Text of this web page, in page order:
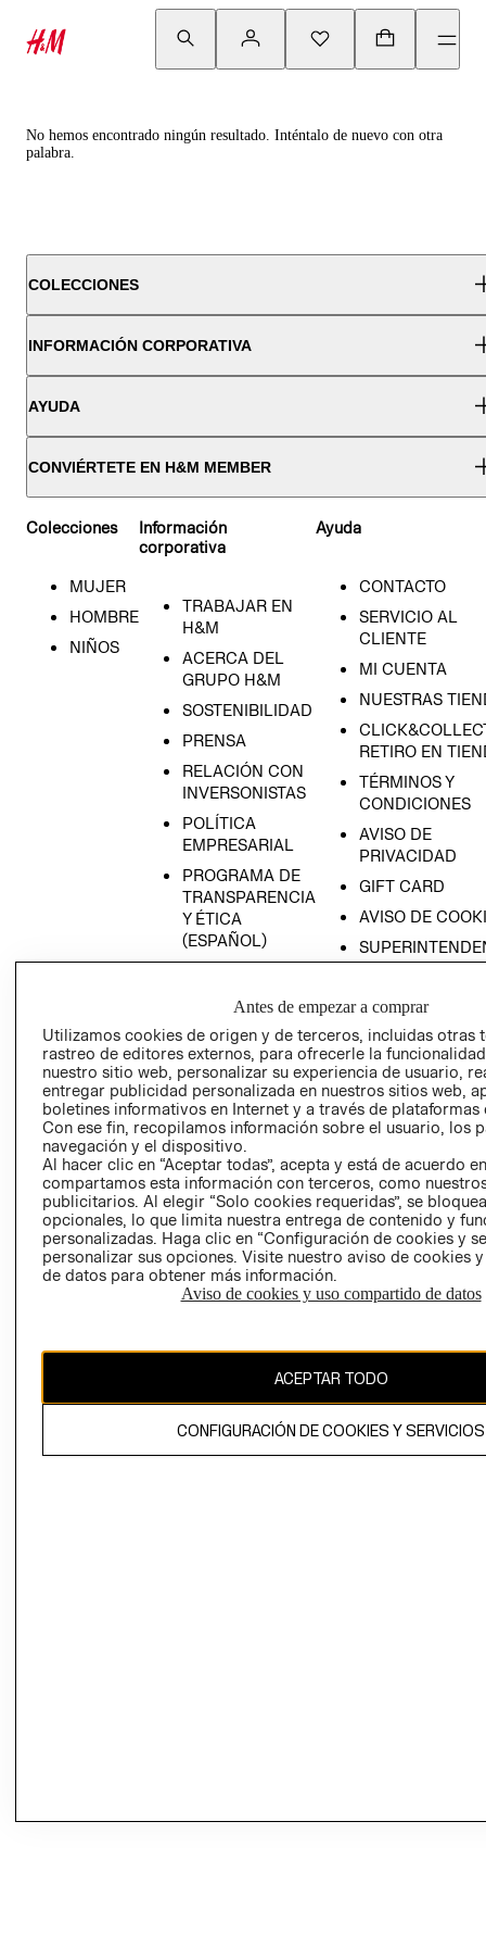
No hemos encontrado ningún resultado. Inténtalo de nuevo con otra
palabra.
COLECCIONES
INFORMACIÓN CORPORATIVA
AYUDA
CONVIÉRTETE EN H&M MEMBER
Colecciones
MUJER
HOMBRE
NIÑOS
Información
corporativa
TRABAJAR EN
H&M
ACERCA DEL
GRUPO H&M
SOSTENIBILIDAD
PRENSA
RELACIÓN CON
INVERSONISTAS
POLÍTICA
EMPRESARIAL
PROGRAMA DE
TRANSPARENCIA
Y ÉTICA
(ESPAÑOL)
Y ÉTICA (INGLÉS)
Ayuda
CONTACTO
SERVICIO AL
CLIENTE
MI CUENTA
NUESTRAS
RETIRO EN
TÉRMINOS Y
CONDICIONES
AVISO DE
PRIVACIDAD
GIFT CARD
AVISO DE
DE INDUSTRIA Y
PETICIONES
QUEJAS Y
RECLAMOS
Colombia ($)
CAMBIAR REGIÓN
El contenido de esta página web está protegido por copyright y es
Antes de empezar a comprar
Utilizamos cookies de origen y de terceros, incluidas otras
rastreo de editores externos, para ofrecerle la
nuestro sitio web, personalizar su experiencia de usuario,
entregar publicidad personalizada en nuestros sitios web,
boletines informativos en Internet y a través de plataformas
Con ese fin, recopilamos información sobre el usuario, los
navegación y el dispositivo.
Al hacer clic en “Aceptar todas”, acepta y está de acuerdo
compartamos esta información con terceros, como
publicitarios. Al elegir “Solo cookies requeridas”, se
opcionales, lo que limita nuestra entrega de contenido y
personalizadas. Haga clic en “Configuración de cookies y
personalizar sus opciones. Visite nuestro aviso de cookies
de datos para obtener más información.
Aviso de cookies y uso compartido de datos
ACEPTAR TODO
CONFIGURACIÓN DE COOKIES Y SERVICIOS